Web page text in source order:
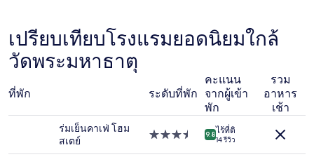
24
ชั่วโมง
ที่
ผ่าน
อ้างอิง
การ
เปรียบเทียบโรงแรมยอดนิยมใกล้
วัดพระมหาธาตุ
ที่พัก ระดับที่พัก
คะแนน
จากผู้เข้า
พัก
รวม
อาหาร
เช้า
ร่มเย็นคาเฟ่ โฮม
สเตย์
ที่พัก
9.8ไร้ที่ติ
14 รีวิว